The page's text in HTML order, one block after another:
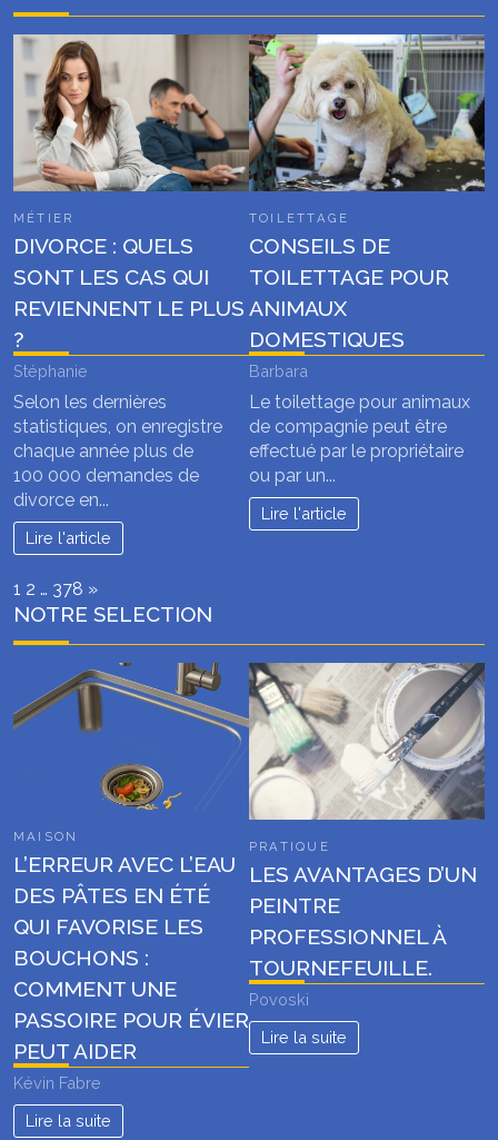
MÉTIER
DIVORCE : QUELS
SONT LES CAS QUI
REVIENNENT LE PLUS
?
Stéphanie
Selon les dernières
statistiques, on enregistre
chaque année plus de
100 000 demandes de
divorce en...
Lire l'article
TOILETTAGE
CONSEILS DE
TOILETTAGE POUR
ANIMAUX
DOMESTIQUES
Barbara
Le toilettage pour animaux
de compagnie peut être
effectué par le propriétaire
ou par un...
Lire l'article
Page:
1 2 … 378 Next
»
NOTRE SELECTION
MAISON
L’ERREUR AVEC L’EAU
DES PÂTES EN ÉTÉ
QUI FAVORISE LES
BOUCHONS :
COMMENT UNE
PASSOIRE POUR ÉVIER
PEUT AIDER
Kévin Fabre
Lire la suite
PRATIQUE
LES AVANTAGES D’UN
PEINTRE
PROFESSIONNEL À
TOURNEFEUILLE.
Povoski
Lire la suite